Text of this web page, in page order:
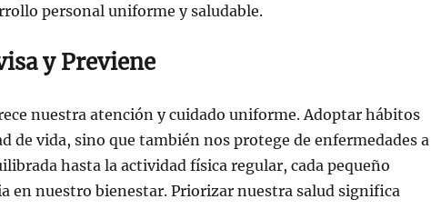
personal uniforme y saludable.
y Previene
nuestra atención y cuidado uniforme. Adoptar hábitos
de vida, sino que también nos protege de enfermedades a
hasta la actividad física regular, cada pequeño
en nuestro bienestar. Priorizar nuestra salud significa